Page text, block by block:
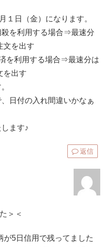
１日（金）になります。
を利用する場合⇒最速分
文を出す
を利用する場合⇒最速分は
を出す
日付の入れ間違いかなぁ
ます♪
返信
＞＜
5日信用で残ってました